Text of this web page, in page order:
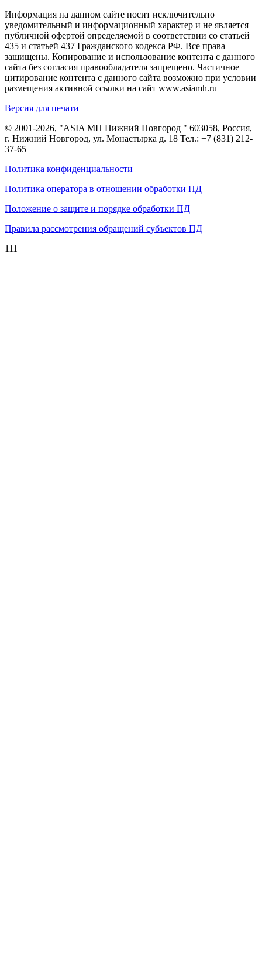
Информация на данном сайте носит исключительно
уведомительный и информационный характер и не является
публичной офертой определяемой в соответствии со статьей
435 и статьей 437 Гражданского кодекса РФ. Все права
защищены. Копирование и использование контента с данного
сайта без согласия правообладателя запрещено. Частичное
цитирование контента с данного сайта возможно при условии
размещения активной ссылки на сайт www.asiamh.ru
Версия для печати
© 2001-2026, "ASIA MH Нижний Новгород " 603058, Россия,
г. Нижний Новгород, ул. Монастырка д. 18 Тел.: +7 (831) 212-
37-65
Политика конфиденциальности
Политика оператора в отношении обработки ПД
Положение о защите и порядке обработки ПД
Правила рассмотрения обращений субъектов ПД
111